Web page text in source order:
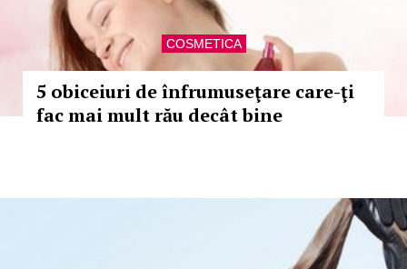
COSMETICA
5 obiceiuri de înfrumuseţare care-ţi
fac mai mult rău decât bine